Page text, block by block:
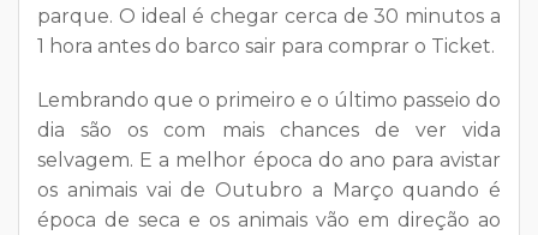
parque. O ideal é chegar cerca de 30 minutos a
1 hora antes do barco sair para comprar o Ticket.
Lembrando que o primeiro e o último passeio do
dia são os com mais chances de ver vida
selvagem. E a melhor época do ano para avistar
os animais vai de Outubro a Março quando é
época de seca e os animais vão em direção ao